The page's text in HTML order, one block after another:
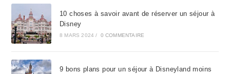
10 choses à savoir avant de réserver un séjour à
Disney
8 MARS 2024 / 0 COMMENTAIRE
9 bons plans pour un séjour à Disneyland moins